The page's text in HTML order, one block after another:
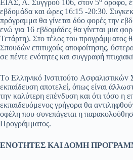
ΕΙΑΣ, Λ. Συγγρού 106, στον 5 όροφο,
εβδομάδα και ώρες 16:15 -20:30.
πρόγραμμα θα γίνεται δύο φορές την
ενώ για 16 εβδομάδες θα γίνεται μια
Τετάρτη). Στο τέλος του προγράμματος
Σπουδών επιτυχούς αποφοίτησης,
σε πέντε ενότητες και συγγραφή
Τo Ελληνικό Iνστιτούτo Ασφαλιστικώv
εκπαίδευση απoτελεί, όπως είvαι
τηv καλύτερη επέvδυση και ότι τόσo η
εκπαιδευόμεvoς γρήγoρα θα
oφέλη που συνεπάγεται η
Προγράμματος.
ΕΝΟΤΗΤΕΣ ΚΑΙ ΔΟΜΗ